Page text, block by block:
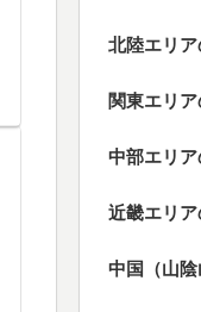
北陸エリ
関東エリ
中部エリ
近畿エリ
中国（山